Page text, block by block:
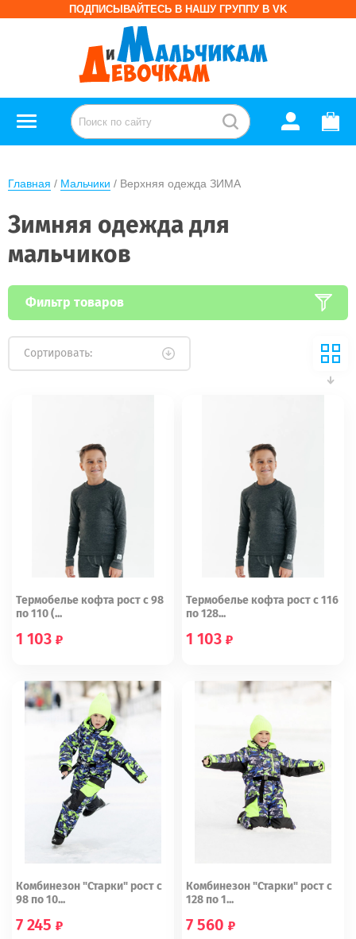
ПОДПИСЫВАЙТЕСЬ В НАШУ ГРУППУ В VK
Главная / Мальчики / Верхняя одежда ЗИМА
Зимняя одежда для
мальчиков
Фильтр товаров
Сортировать:
Термобелье кофта рост с 98
по 110 (...
1 103
Термобелье кофта рост с 116
по 128...
1 103
Комбинезон "Старки" рост с
98 по 10...
7 245
Комбинезон "Старки" рост с
128 по 1...
7 560